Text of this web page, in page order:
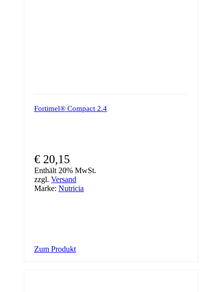
Fortimel® Compact 2.4
€ 20,15
Enthält 20% MwSt.
zzgl. Versand
Marke: Nutricia
Zum Produkt